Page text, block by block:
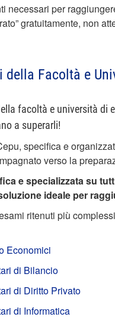
necessari per
gratuitamente, non
della Facoltà e
facoltà e università di
a superarli!
specifica e
verso la
e specializzata su
ideale per
ritenuti più
Economici
di Bilancio
di Diritto Privato
di Informatica